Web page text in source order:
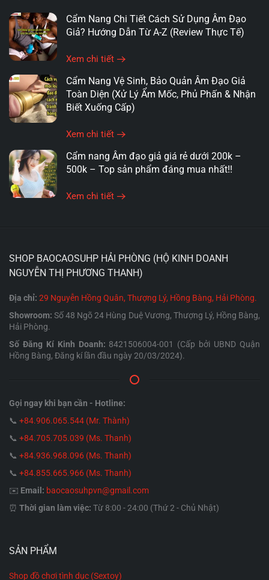
Âm đạo giả là gì?
Âm đạo giả là một loại đồ chơi tình dục được thiết kế đặc
biệt nhằm mô phỏng lại cảm giác và hình dáng của âm
đạo phụ nữ. Các sản phẩm này thường được chế tạo từ
các chất liệu đàn hồi cao cấp, mềm mại như silicone y tế
tạo ra cảm giác chân thật, thoải mái nhất cho người sử
dụng.
Sự đa dạng trong thiết kế cho phép người dùng thoải mái
lựa chọn giữa các phiên bản mô phỏng người thật tỉ mỉ
với nếp gấp, gân và các điểm kích thích bên trong, hoặc
các kiểu dáng sáng tạo, nhỏ gọn tiện lợi khác. Bên cạnh
đó, các phiên bản âm đạo giả tiên tiến hiện nay còn được
tích hợp thêm nhiều chức năng thông minh như rung,
giúp tăng cường cảm giác chân thật đến mức tối đa khi
Cẩm Nang Chi Tiết Cách Sử Dụng Âm Đạo
Giả? Hướng Dẫn Từ A-Z (Review Thực Tế)
Xem chi tiết
Cẩm Nang Vệ Sinh, Bảo Quản Âm Đạo Giả
Toàn Diện (Xử Lý Ẩm Mốc, Phủ Phấn & Nhận
Biết Xuống Cấp)
Xem chi tiết
Cẩm nang Âm đạo giả giá rẻ dưới 200k –
500k – Top sản phẩm đáng mua nhất!!
Xem chi tiết
SHOP BAOCAOSUHP HẢI PHÒNG (HỘ KINH DOANH
NGUYỄN THỊ PHƯƠNG THANH)
Địa chỉ: 29 Nguyễn Hồng Quân, Thượng Lý, Hồng Bàng, Hải Phòng.
Showroom: Số 48 Ngõ 24 Hùng Duệ Vương, Thượng Lý, Hồng Bàng,
Hải Phòng.
Số Đăng Kí Kinh Doanh: 8421506004-001 (Cấp bởi UBND Quận
Hồng Bàng, Đăng kí lần đầu ngày 20/03/2024).
Gọi ngay khi bạn cần - Hotline:
📞 +84.906.065.544 (Mr. Thành)
📞 +84.705.705.039 (Ms. Thanh)
📞 +84.936.968.096 (Ms. Thanh)
📞 +84.855.665.966 (Ms. Thanh)
✉️ Email: baocaosuhpvn@gmail.com
⏰ Thời gian làm việc: Từ 8:00 - 24:00 (Thứ 2 - Chủ Nhật)
SẢN PHẨM
Shop đồ chơi tình dục (Sextoy)